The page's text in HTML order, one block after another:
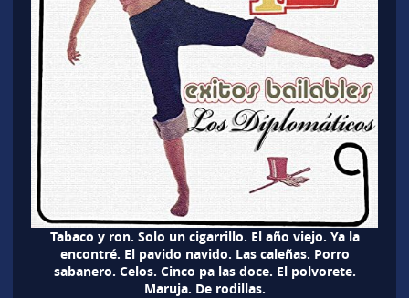
Tabaco y ron. Solo un cigarrillo. El año viejo. Ya la
encontré. El pavido navido. Las caleñas. Porro
sabanero. Celos. Cinco pa las doce. El polvorete.
Maruja. De rodillas.